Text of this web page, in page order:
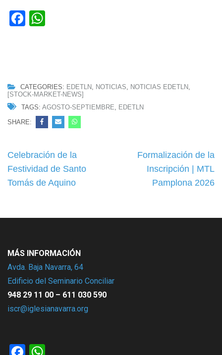
Facebook
CATEGORIES: EDETLN, NOTICIAS, NOTICIAS EDETLN,
[STOCK-MARKET-NEWS]
TAGS: AGOSTO-SEPTIEMBRE
EDETLN
SHARE:
Navegación
de
entradas
Celebración de la
Festividad de Santo
Tomás de Aquino
Formalización de la
Inscripción | MTL
Pamplona 2026
MÁS INFORMACIÓN
Avda. Baja Navarra, 64
Edificio del Seminario Conciliar
948 29 11 00 – 611 030 590
iscr@iglesianavarra.org